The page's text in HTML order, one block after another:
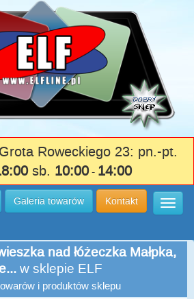
Roweckiego 23: pn.-pt.
sb. 10:00- 14:00
Galeria towarów Kontakt
nad łóżeczka Małpka,
w sklepie ELF
i produktów sklepu